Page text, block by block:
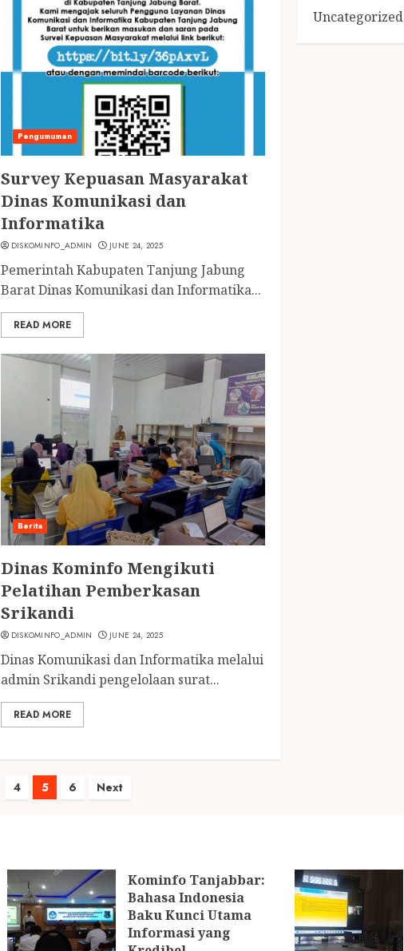
Pengumuman
Survey Kepuasan Masyarakat
Dinas Komunikasi dan
Informatika
DISKOMINFO_ADMIN JUNE 24, 2025
Pemerintah Kabupaten Tanjung Jabung
Barat Dinas Komunikasi dan Informatika...
READ MORE
Berita
Dinas Kominfo Mengikuti
Pelatihan Pemberkasan
Srikandi
DISKOMINFO_ADMIN JUNE 24, 2025
Dinas Komunikasi dan Informatika melalui
admin Srikandi pengelolaan surat...
READ MORE
4 5 6 Next
Uncategorized
Kominfo Tanjabbar:
Bahasa Indonesia
Baku Kunci Utama
Informasi yang